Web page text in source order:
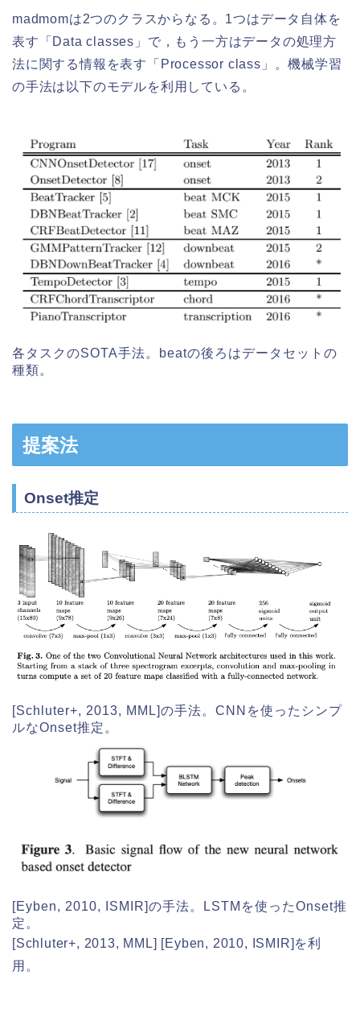
madmomは2つのクラスからなる。1つはデータ自体を
表す「Data classes」で，もう一方はデータの処理方
法に関する情報を表す「Processor class」。機械学習
の手法は以下のモデルを利用している。
各タスクのSOTA手法。beatの後ろはデータセットの
種類。
提案法
Onset推定
[Schluter+, 2013, MML]の手法。CNNを使ったシンプ
ルなOnset推定。
[Eyben, 2010, ISMIR]の手法。LSTMを使ったOnset推
定。
[Schluter+, 2013, MML] [Eyben, 2010, ISMIR]を利
用。